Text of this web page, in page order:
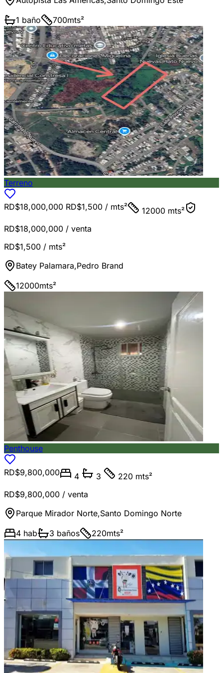
1 baño 700mts²
Terreno
RD$18,000,000 RD$1,500 / mts²
12000 mts²
RD$18,000,000 / venta
RD$1,500 / mts²
Batey Palamara,Pedro Brand
12000mts²
Penthouse
RD$9,800,000 4 3
220 mts²
RD$9,800,000 / venta
Parque Mirador Norte,Santo Domingo Norte
4 hab 3 baños 220mts²